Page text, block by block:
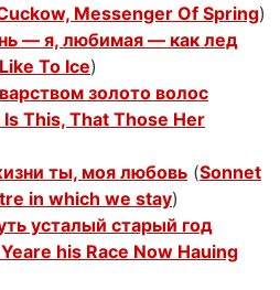
Messenger Of Spring)
— я, любимая — как лед
To Ice)
золото волос
This, That Those Her
ты, моя любовь (Sonnet
in which we stay)
усталый старый год
his Race Now Hauing